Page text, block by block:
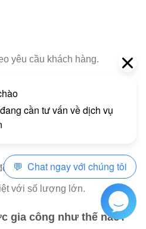
yêu cầu khách hàng.
nghệ in nào cho
nghệ in Offset và in kỹ
đều.
với số lượng lớn.
gia công như thế nào?